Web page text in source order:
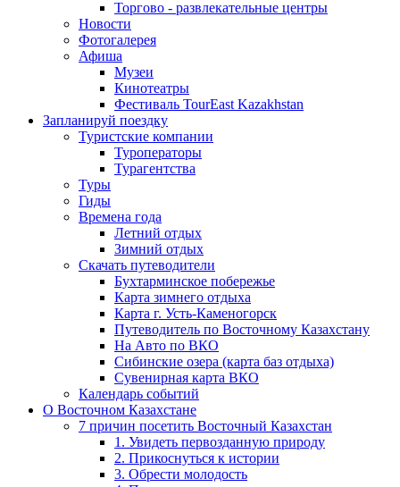
Торгово - развлекательные центры
Новости
Фотогалерея
Афиша
Музеи
Кинотеатры
Фестиваль TourEast Kazakhstan
Запланируй поездку
Туристские компании
Туроператоры
Турагентства
Туры
Гиды
Времена года
Летний отдых
Зимний отдых
Скачать путеводители
Бухтарминское побережье
Карта зимнего отдыха
Карта г. Усть-Каменогорск
Путеводитель по Восточному Казахстану
На Авто по ВКО
Сибинские озера (карта баз отдыха)
Сувенирная карта ВКО
Календарь событий
О Восточном Казахстане
7 причин посетить Восточный Казахстан
1. Увидеть первозданную природу
2. Прикоснуться к истории
3. Обрести молодость